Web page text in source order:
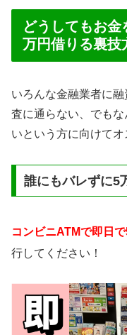
どうしてもお
万円借りる裏技
いろんな金融業者に
査に通らない、でも
いという方に向けてオ
誰にもバレずに5
コンビニATMで即日
行してください！